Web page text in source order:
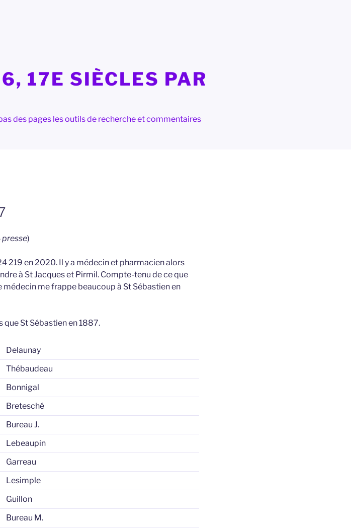
17E SIÈCLES PAR
des pages les outils de recherche et commentaires
presse)
219 en 2020. Il y a médecin et pharmacien alors
à St Jacques et Pirmil. Compte-tenu de ce que
médecin me frappe beaucoup à St Sébastien en
St Sébastien en 1887.
Delaunay
Thébaudeau
Bonnigal
Bretesché
Bureau J.
Lebeaupin
Garreau
Lesimple
Guillon
Bureau M.